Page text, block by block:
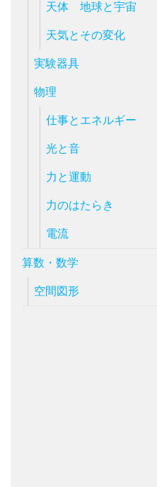
天体 地球と宇宙
天気とその変化
実験器具
物理
仕事とエネルギー
光と音
力と運動
力のはたらき
電流
算数・数学
空間図形